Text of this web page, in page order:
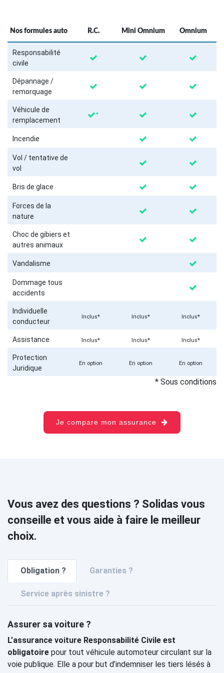
Nos formules auto R.C. Mini Omnium Omnium
Responsabilité
civile
Dépannage /
remorquage
Véhicule de
remplacement
*
Incendie
Vol / tentative de
vol
Bris de glace
Forces de la
nature
Choc de gibiers et
autres animaux
Vandalisme
Dommage tous
accidents
Individuelle
conducteur
Inclus* Inclus* Inclus*
Assistance Inclus* Inclus* Inclus*
Protection
Juridique
En option En option En option
* Sous conditions
Je compare mon assurance
Vous avez des questions ? Solidas vous
conseille et vous aide à faire le meilleur
choix.
Obligation ? Garanties ?
Service après sinistre ?
Assurer sa voiture ?
L’assurance voiture Responsabilité Civile est
obligatoire pour tout véhicule automoteur circulant sur la
voie publique. Elle a pour but d’indemniser les tiers lésés à